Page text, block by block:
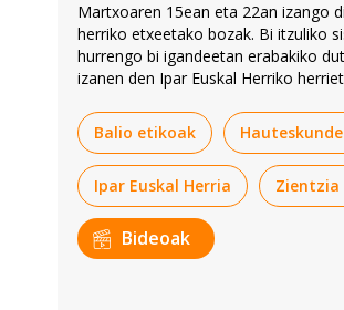
Martxoaren 15ean eta 22an izango
herriko etxeetako bozak. Bi itzuliko
hurrengo bi igandeetan erabakiko
izanen den Ipar Euskal Herriko
lehiaren gako nagusiak.
Balio etikoak
Ipar Euskal Herria Zientzia
Bideoak